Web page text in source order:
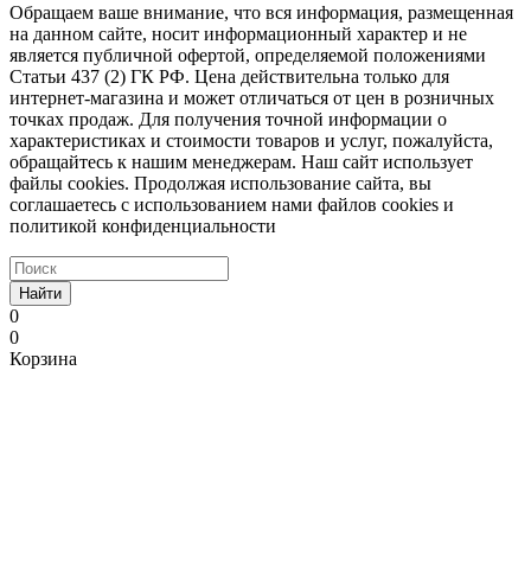
Обращаем ваше внимание, что вся информация, размещенная
на данном сайте, носит информационный характер и не
является публичной офертой, определяемой положениями
Статьи 437 (2) ГК РФ. Цена действительна только для
интернет-магазина и может отличаться от цен в розничных
точках продаж. Для получения точной информации о
характеристиках и стоимости товаров и услуг, пожалуйста,
обращайтесь к нашим менеджерам. Наш сайт использует
файлы cookies. Продолжая использование сайта, вы
соглашаетесь с использованием нами файлов cookies и
политикой конфиденциальности
Найти
0
0
Корзина